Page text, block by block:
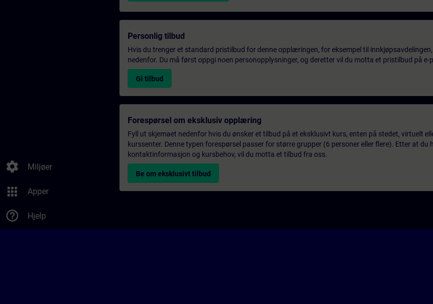
settings Miljøer
apps Apper
help_outline Hjelp
Personlig tilbud
Hvis du trenger et standard pristilbud for denne opplæringen, for eksempel til
nedenfor. Du må først oppgi noen personopplysninger, og deretter vil du motta et pristilbud på e-
Gi tilbud
Forespørsel om eksklusiv opplæring
Fyll ut skjemaet nedenfor hvis du ønsker et tilbud på et eksklusivt kurs, enten på stedet, virtuelt
kurssenter. Denne typen forespørsel passer for større grupper (6 personer eller flere). Etter at du
kontaktinformasjon og kursbehov, vil du motta et tilbud fra oss.
Be om eksklusivt tilbud